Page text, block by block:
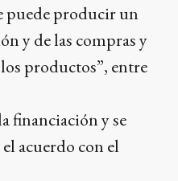
puede producir un
y de las compras y
productos”, entre
financiación y se
acuerdo con el